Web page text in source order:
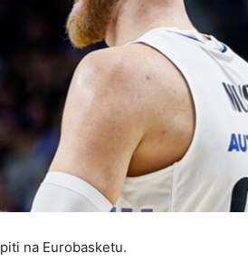
na Eurobasketu.